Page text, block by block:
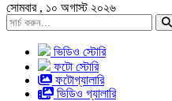
সোমবার , ১০ অগাস্ট ২০২৬
ভিডিও স্টোরি
ফটো স্টোরি
ফটোগ্যালারি
ভিডিও গ্যালারি